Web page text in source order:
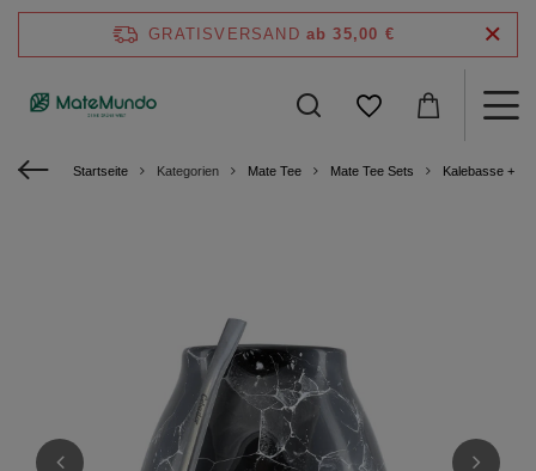
GRATISVERSAND ab 35,00 €
Startseite Kategorien Mate Tee Mate Tee Sets Kalebasse +